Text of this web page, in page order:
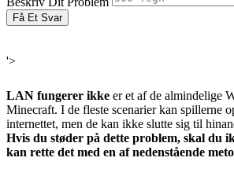
Få Et Svar
'>
LAN fungerer ikke er et af de almindelige
Minecraft. I de fleste scenarier kan spillerne
internettet, men de kan ikke slutte sig til
Hvis du støder på dette problem, skal du
kan rette det med en af ​​nedenstående